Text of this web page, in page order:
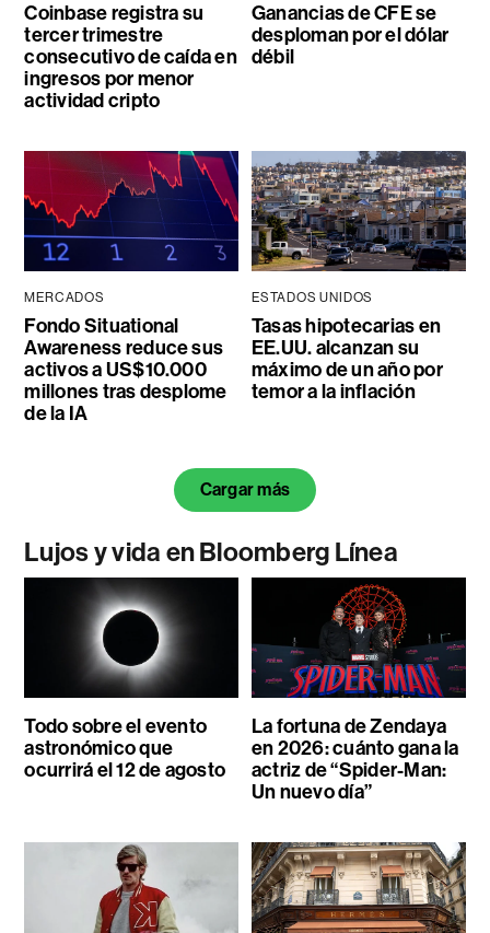
Coinbase registra su
tercer trimestre
consecutivo de caída en
ingresos por menor
actividad cripto
Ganancias de CFE se
desploman por el dólar
débil
MERCADOS
Fondo Situational
Awareness reduce sus
activos a US$10.000
millones tras desplome
de la IA
ESTADOS UNIDOS
Tasas hipotecarias en
EE.UU. alcanzan su
máximo de un año por
temor a la inflación
Cargar más
Lujos y vida en Bloomberg Línea
Todo sobre el evento
astronómico que
ocurrirá el 12 de agosto
La fortuna de Zendaya
en 2026: cuánto gana la
actriz de “Spider-Man:
Un nuevo día”